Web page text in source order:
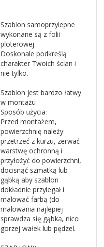
Szablon samoprzylepne
wykonane są z folii
ploterowej
Doskonale podkreślą
charakter Twoich ścian i
nie tylko.
Szablon jest bardzo łatwy
w montażu
Sposób użycia:
Przed montażem,
powierzchnię należy
przetrzeć z kurzu, zerwać
warstwę ochronną i
przyłożyć do powierzchni,
docisnąć szmatką lub
gąbką aby szablon
dokładnie przylegał i
malować farbą (do
malowania najlepiej
sprawdza się gąbka, nico
gorzej wałek lub pędzel.